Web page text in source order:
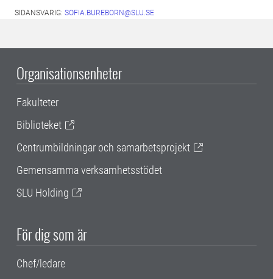
SIDANSVARIG: SOFIA.BUREBORN@SLU.SE
Organisationsenheter
Fakulteter
Biblioteket
Centrumbildningar och samarbetsprojekt
Gemensamma verksamhetsstödet
SLU Holding
För dig som är
Chef/ledare